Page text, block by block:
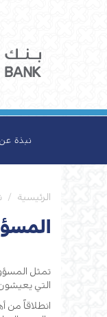
نبذة
الرئيسية
تمثل
التي
انطلاقاً من